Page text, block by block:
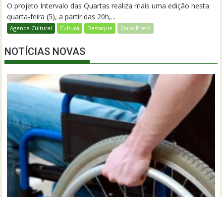
O projeto Intervalo das Quartas realiza mais uma edição nesta
quarta-feira (5), a partir das 20h,...
Agenda Cultural Cultura Destaque Ouro Preto
NOTÍCIAS NOVAS